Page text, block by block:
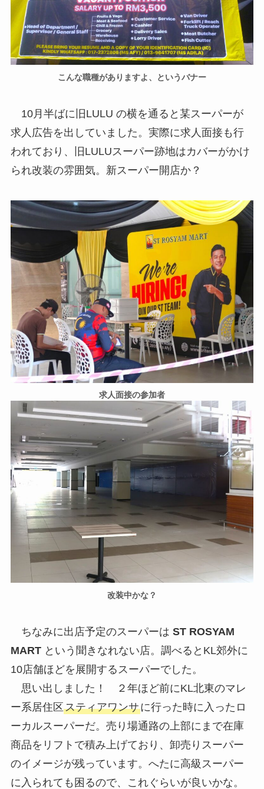
こんな職種がありますよ、というバナー
10月半ばに旧LULU の横を通ると某スーパーが
求人広告を出していました。実際に求人面接も行
われており、旧LULUスーパー跡地はカバーがかけ
られ改装の雰囲気。新スーパー開店か？
求人面接の参加者
改装中かな？
ちなみに出店予定のスーパーは ST ROSYAM
MART という聞きなれない店。調べるとKL郊外に
10店舗ほどを展開するスーパーでした。
思い出しました！ ２年ほど前にKL北東のマレ
ー系居住区 スティアワンサに行った時に入ったロ
ーカルスーパーだ。売り場通路の上部にまで在庫
商品をリフトで積み上げており、卸売りスーパー
のイメージが残っています。へたに高級スーパー
に入られても困るので、これぐらいが良いかな。